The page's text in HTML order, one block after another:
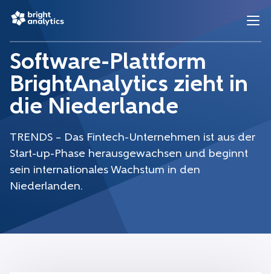
Software-Plattform
BrightAnalytics zieht in
die Niederlande
TRENDS – Das Fintech-Unternehmen ist aus der
Start-up-Phase herausgewachsen und beginnt
sein internationales Wachstum in den
Niederlanden.